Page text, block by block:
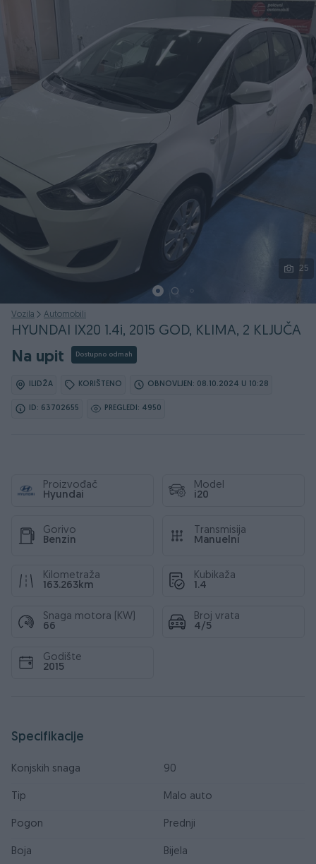
Podijeli
25
Vozila Automobili
HYUNDAI IX20 1.4i, 2015 GOD, KLIMA, 2 KLJUČA
Na upit Dostupno odmah
ILIDŽA KORIŠTENO OBNOVLJEN: 08.10.2024 U 10:28
ID: 63702655 PREGLEDI: 4950
Proizvođač
Hyundai
Model
i20
Gorivo
Benzin
Transmisija
Manuelni
Kilometraža
163.263km
Kubikaža
1.4
Snaga motora (KW)
66
Broj vrata
4/5
Godište
2015
Specifikacije
Konjskih snaga 90
Tip Malo auto
Pogon Prednji
Boja Bijela